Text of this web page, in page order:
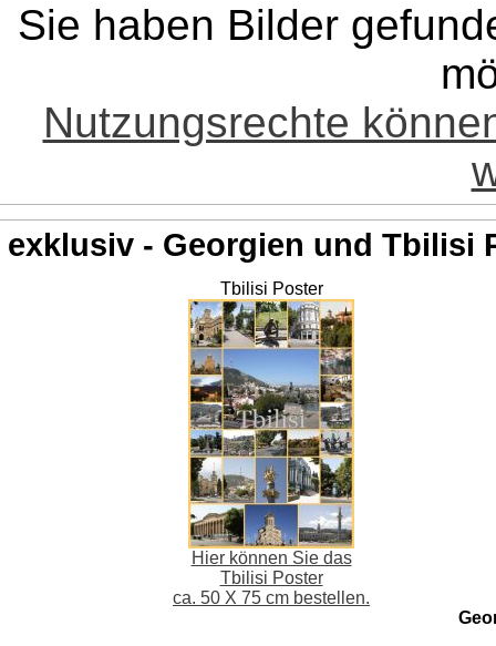
Sie haben Bilder
Nutzungsrechte
exklusiv - Georgien und Tbilisi
Tbilisi Poster
Hier können Sie das
Tbilisi Poster
ca. 50 X 75 cm bestellen.